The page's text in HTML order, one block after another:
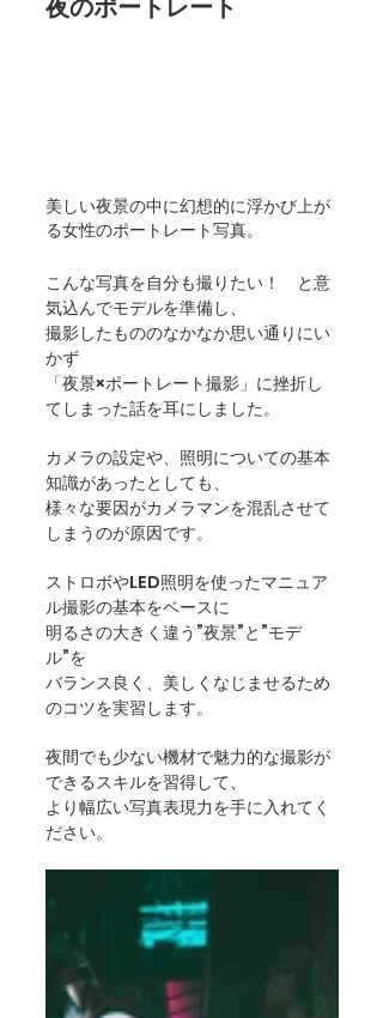
夜のポートレート
美しい夜景の中に幻想的に浮かび上が
る女性のポートレート写真。
こんな写真を自分も撮りたい！　と意
気込んでモデルを準備し、
撮影したもののなかなか思い通りにい
かず
「夜景×ポートレート撮影」に挫折し
てしまった話を耳にしました。
カメラの設定や、照明についての基本
知識があったとしても、
様々な要因がカメラマンを混乱させて
しまうのが原因です。
ストロボやLED照明を使ったマニュア
ル撮影の基本をベースに
明るさの大きく違う”夜景”と”モデ
ル”を
バランス良く、美しくなじませるため
のコツを実習します。
夜間でも少ない機材で魅力的な撮影が
できるスキルを習得して、
より幅広い写真表現力を手に入れてく
ださい。